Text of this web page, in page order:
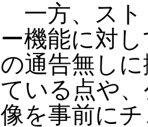
一方、スト
ー機能に対
の通告無し
ている点や
像を事前に